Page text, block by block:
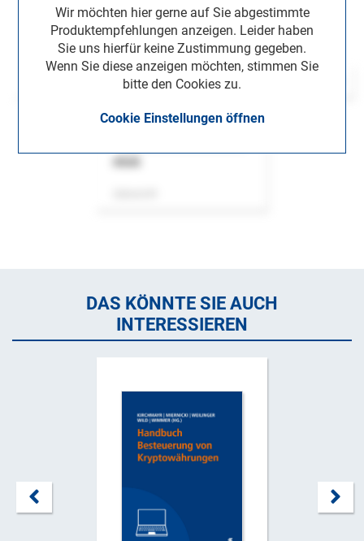
Wir möchten hier gerne auf Sie abgestimmte
Produktempfehlungen anzeigen. Leider haben
Sie uns hierfür keine Zustimmung gegeben.
Wenn Sie diese anzeigen möchten, stimmen Sie
bitte den Cookies zu.
Cookie Einstellungen öffnen
DAS KÖNNTE SIE AUCH
INTERESSIEREN